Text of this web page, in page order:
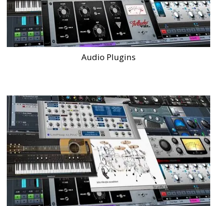
Audio Plugins